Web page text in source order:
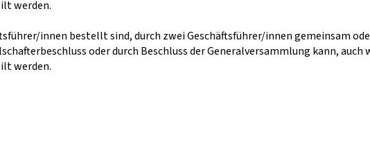
werden.
innen bestellt sind, durch zwei Geschäftsführer/innen gemeinsam
oder durch Beschluss der Generalversammlung kann,
werden.